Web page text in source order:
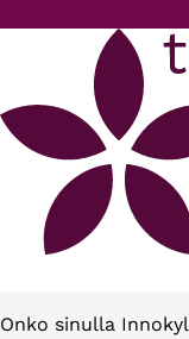
Onko sinulla